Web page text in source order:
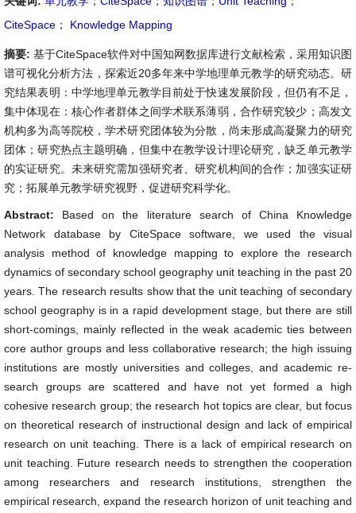
CiteSpace ； Knowledge Mapping
摘要: 基于CiteSpace软件对中国知网数据库进行文献检索，采用知识图
谱可视化分析方法，探索近20多年来中学地理单元教学的研究动态。研
究结果表明：中学地理单元教学目前处于快速发展阶段，但仍有不足，
集中体现在：核心作者群体之间学术联系薄弱，合作研究较少；高发文
机构多为高等院校，学术研究团体较为分散，尚未形成高凝聚力的研究
团体；研究热点主题明确，但集中在教学设计理论研究，缺乏单元教学
的实证研究。未来研究需加强研究者、研究机构间的合作；加强实证研
究；拓展单元教学研究视野，促进研究科学化。
Abstract: Based on the literature search of China Knowledge
Network database by CiteSpace software, we used the visual
analysis method of knowledge mapping to explore the research
dynamics of secondary school geography unit teaching in the past 20
years. The research results show that the unit teaching of secondary
school geography is in a rapid development stage, but there are still
short-comings, mainly reflected in the weak academic ties between
core author groups and less collaborative research; the high issuing
institutions are mostly universities and colleges, and academic re-
search groups are scattered and have not yet formed a high
cohesive research group; the research hot topics are clear, but focus
on theoretical research of instructional design and lack of empirical
research on unit teaching. There is a lack of empirical research on
unit teaching. Future research needs to strengthen the cooperation
among researchers and research institutions, strengthen the
empirical research, expand the research horizon of unit teaching and